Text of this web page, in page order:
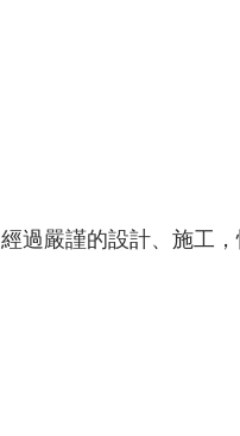
經過嚴謹的設計、施工